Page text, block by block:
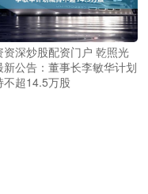
资深炒股配资门户 乾照光
新公告：董事长李敏华计划
不超14.5万股